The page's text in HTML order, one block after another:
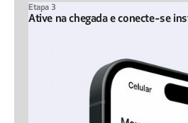
Etapa 3
Ative na chegada e conecte-se